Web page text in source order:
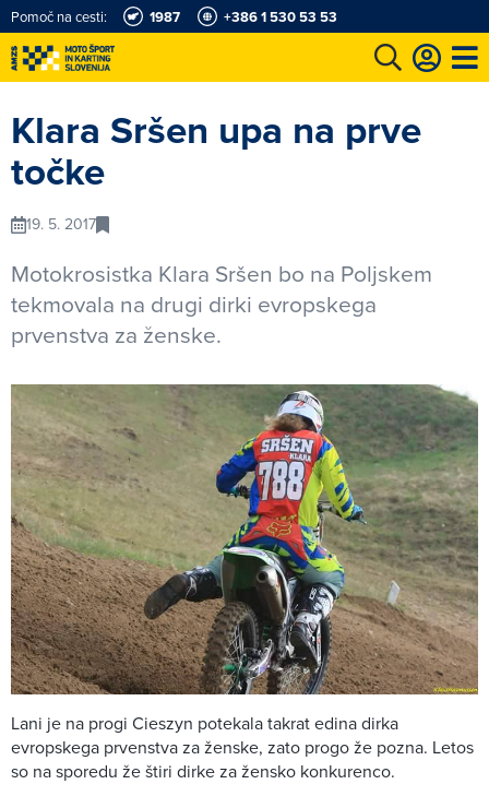
Pomoč na cesti: 1987 +386 1 530 53 53
Klara Sršen upa na prve
točke
19. 5. 2017
Motokrosistka Klara Sršen bo na Poljskem
tekmovala na drugi dirki evropskega
prvenstva za ženske.
Lani je na progi Cieszyn potekala takrat edina dirka
evropskega prvenstva za ženske, zato progo že pozna. Letos
so na sporedu že štiri dirke za žensko konkurenco.